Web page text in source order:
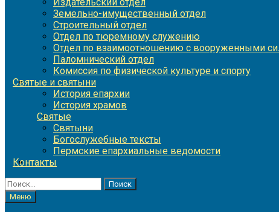
Земельно-имущественный отдел
Строительный отдел
Отдел по тюремному служению
Отдел по взаимоотношению с вооруженными
Паломнический отдел
Комиссия по физической культуре и спорту
Святые и святыни
История епархии
История храмов
Святые
Святыни
Богослужебные тексты
Пермские епархиальные ведомости
Контакты
Найти:
Меню